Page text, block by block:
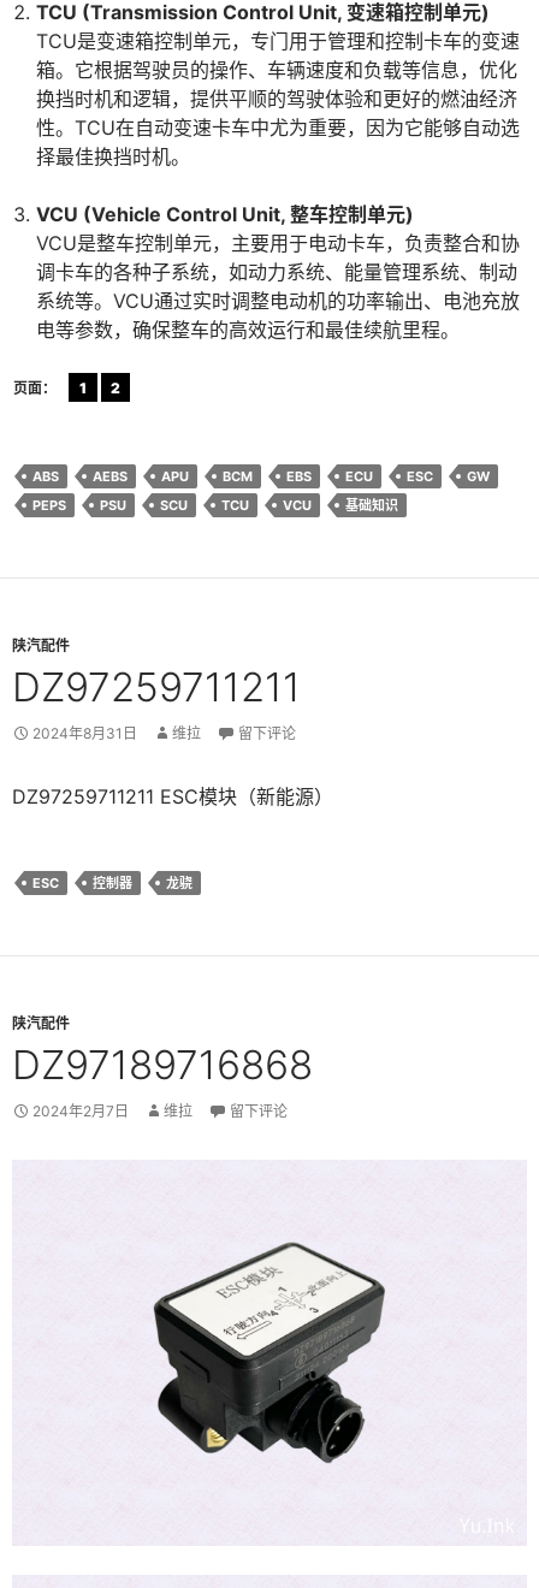
TCU (Transmission Control Unit, 变速箱控制单元)
TCU是变速箱控制单元，专门用于管理和控制卡车的变速
箱。它根据驾驶员的操作、车辆速度和负载等信息，优化
换挡时机和逻辑，提供平顺的驾驶体验和更好的燃油经济
性。TCU在自动变速卡车中尤为重要，因为它能够自动选
择最佳换挡时机。
VCU (Vehicle Control Unit, 整车控制单元)
VCU是整车控制单元，主要用于电动卡车，负责整合和协
调卡车的各种子系统，如动力系统、能量管理系统、制动
系统等。VCU通过实时调整电动机的功率输出、电池充放
电等参数，确保整车的高效运行和最佳续航里程。
页面： 1 2
ABS AEBS APU BCM EBS ECU ESC
GW
PEPS
PSU SCU TCU VCU 基础知识
陕汽配件
DZ97259711211
2024年8月31日 维拉 留下评论
DZ97259711211 ESC模块（新能源）
ESC 控制器 龙骁
陕汽配件
DZ97189716868
2024年2月7日 维拉 留下评论